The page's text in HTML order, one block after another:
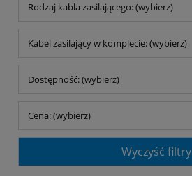
Rodzaj kabla zasilającego: (wybierz)
Kabel zasilający w komplecie: (wybierz)
Dostępność: (wybierz)
Cena: (wybierz)
Wyczyść filtry